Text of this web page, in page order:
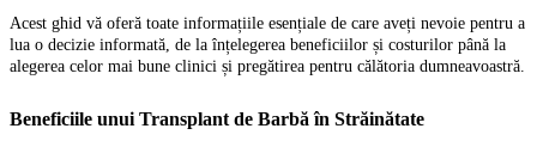
Acest ghid vă oferă toate informațiile esențiale de care aveți nevoie pentru a
lua o decizie informată, de la înțelegerea beneficiilor și costurilor până la
alegerea celor mai bune clinici și pregătirea pentru călătoria dumneavoastră.
Beneficiile unui Transplant de Barbă în Străinătate